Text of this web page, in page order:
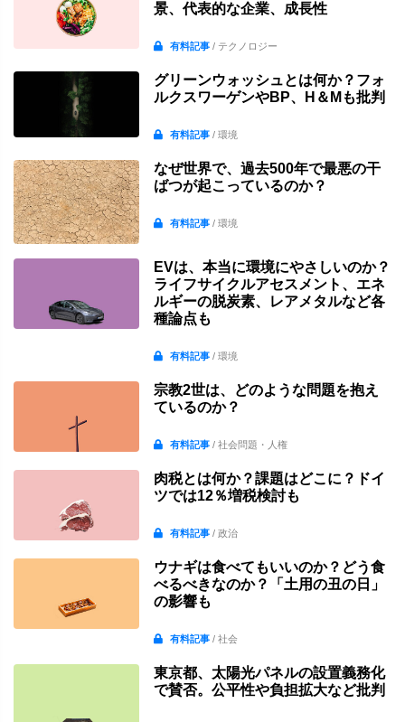
景、代表的な企業、成長性
有料記事/ テクノロジー
グリーンウォッシュとは何か？フォ
ルクスワーゲンやBP、H＆Mも批判
有料記事/ 環境
なぜ世界で、過去500年で最悪の干
ばつが起こっているのか？
有料記事/ 環境
EVは、本当に環境にやさしいのか？
ライフサイクルアセスメント、エネ
ルギーの脱炭素、レアメタルなど各
種論点も
有料記事/ 環境
宗教2世は、どのような問題を抱え
ているのか？
有料記事/ 社会問題・人権
肉税とは何か？課題はどこに？ドイ
ツでは12％増税検討も
有料記事/ 政治
ウナギは食べてもいいのか？どう食
べるべきなのか？「土用の丑の日」
の影響も
有料記事/ 社会
東京都、太陽光パネルの設置義務化
で賛否。公平性や負担拡大など批判